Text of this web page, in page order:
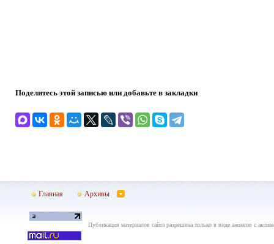
Поделитесь этой записью или добавьте в закладки
Главная Архивы
Публикация материалов сайта разрешена только в виде анонсов с